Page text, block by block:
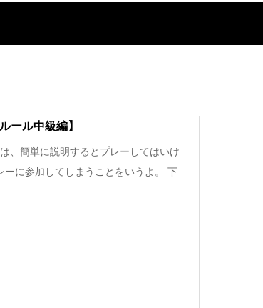
ール中級編】
、簡単に説明するとプレーしてはいけ
ーに参加してしまうことをいうよ。 下